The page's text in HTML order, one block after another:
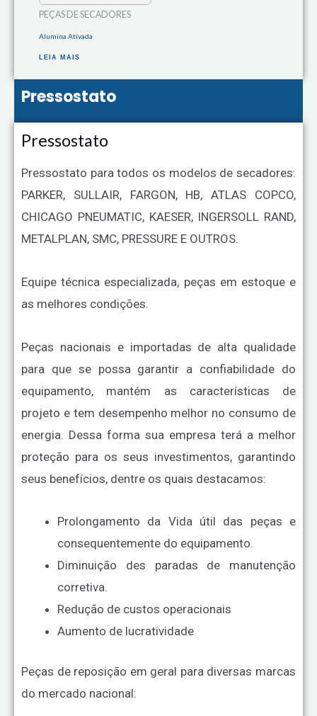
PEÇAS DE SECADORES
Alumina Ativada
LEIA MAIS
Pressostato
Pressostato
Pressostato para todos os modelos de secadores:
PARKER, SULLAIR, FARGON, HB, ATLAS COPCO,
CHICAGO PNEUMATIC, KAESER, INGERSOLL RAND,
METALPLAN, SMC, PRESSURE E OUTROS.
Equipe técnica especializada, peças em estoque e
as melhores condições.
Peças nacionais e importadas de alta qualidade
para que se possa garantir a confiabilidade do
equipamento, mantém as características de
projeto e tem desempenho melhor no consumo de
energia. Dessa forma sua empresa terá a melhor
proteção para os seus investimentos, garantindo
seus benefícios, dentre os quais destacamos:
Prolongamento da Vida útil das peças e
consequentemente do equipamento.
Diminuição des paradas de manutenção
corretiva.
Redução de custos operacionais
Aumento de lucratividade
Peças de reposição em geral para diversas marcas
do mercado nacional: